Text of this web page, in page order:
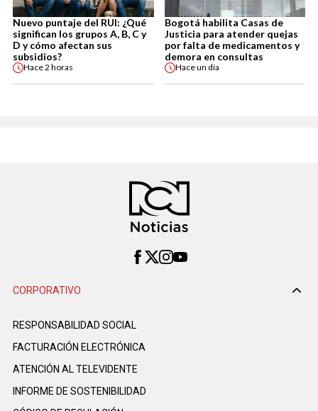
Nuevo puntaje del RUI: ¿Qué
significan los grupos A, B, C y
D y cómo afectan sus
subsidios?
Hace2 horas
Bogotá habilita Casas de
Justicia para atender quejas
por falta de medicamentos y
demora en consultas
Haceun día
CORPORATIVO
RESPONSABILIDAD SOCIAL
FACTURACIÓN ELECTRÓNICA
ATENCIÓN AL TELEVIDENTE
INFORME DE SOSTENIBILIDAD